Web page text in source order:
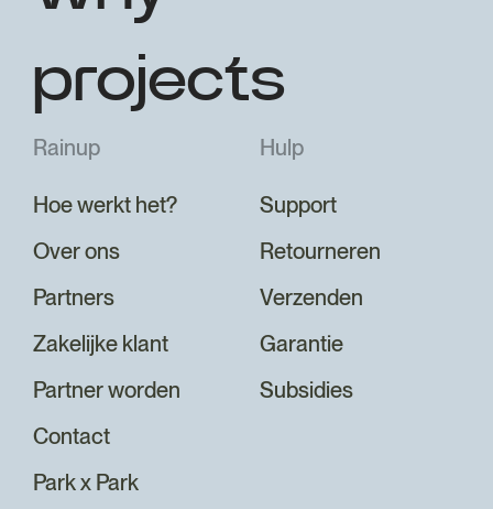
projects
Rainup
Hoe werkt het?
Over ons
Partners
Zakelijke klant
Partner worden
Contact
Park x Park
Hulp
Support
Retourneren
Verzenden
Garantie
Subsidies